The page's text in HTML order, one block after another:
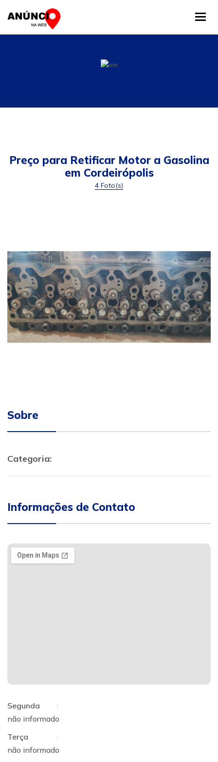
Preço para Retificar Motor a Gasolina
em Cordeirópolis
4 Foto(s)
Sobre
Categoria:
Informações de Contato
Segunda
:
não informado
Terça
:
não informado